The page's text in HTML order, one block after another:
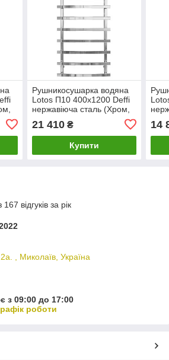
Рушникосушарка водяна
Lotos П10 400х1200 Deffi
нержавіюча сталь (Хром,
21 410₴
Купити
14
відгуків за рік
, Миколаїв, Україна
з 09:00 до 17:00
роботи